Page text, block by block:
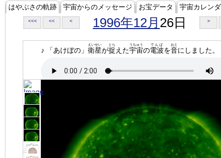
はやぶさの軌跡 宇宙からのメッセージ お宝データ 宇宙カレン
<<< << < 1996年12月 26日 >
♪ 「あけぼの」 衛星
えいせい
が捉
とら
えた宇宙
うちゅう
の電波
でんぱ
を音
おと
にしました。